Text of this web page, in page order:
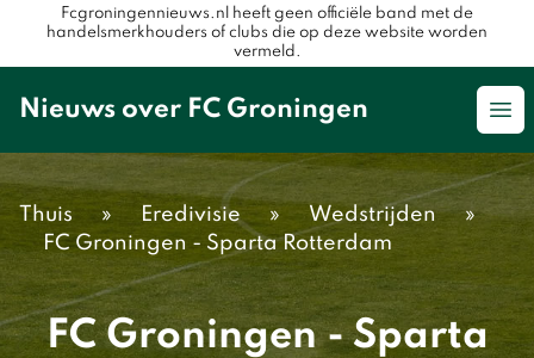
Fcgroningennieuws.nl heeft geen officiële band met de
handelsmerkhouders of clubs die op deze website worden
vermeld.
Nieuws over FC Groningen
Thuis » Eredivisie » Wedstrijden
»
FC Groningen - Sparta Rotterdam
FC Groningen - Sparta